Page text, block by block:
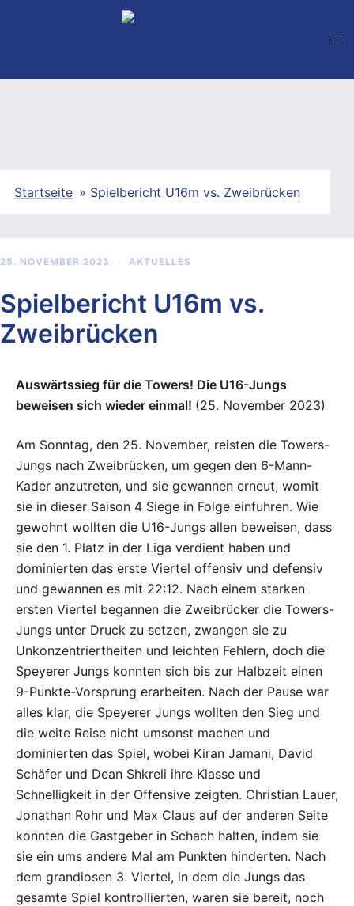
Startseite » Spielbericht U16m vs. Zweibrücken
25. NOVEMBER 2023 AKTUELLES
Spielbericht U16m vs.
Zweibrücken
Auswärtssieg für die Towers! Die U16-Jungs
beweisen sich wieder einmal! (25. November 2023)
Am Sonntag, den 25. November, reisten die Towers-
Jungs nach Zweibrücken, um gegen den 6-Mann-
Kader anzutreten, und sie gewannen erneut, womit
sie in dieser Saison 4 Siege in Folge einfuhren. Wie
gewohnt wollten die U16-Jungs allen beweisen, dass
sie den 1. Platz in der Liga verdient haben und
dominierten das erste Viertel offensiv und defensiv
und gewannen es mit 22:12. Nach einem starken
ersten Viertel begannen die Zweibrücker die Towers-
Jungs unter Druck zu setzen, zwangen sie zu
Unkonzentriertheiten und leichten Fehlern, doch die
Speyerer Jungs konnten sich bis zur Halbzeit einen
9-Punkte-Vorsprung erarbeiten. Nach der Pause war
alles klar, die Speyerer Jungs wollten den Sieg und
die weite Reise nicht umsonst machen und
dominierten das Spiel, wobei Kiran Jamani, David
Schäfer und Dean Shkreli ihre Klasse und
Schnelligkeit in der Offensive zeigten. Christian Lauer,
Jonathan Rohr und Max Claus auf der anderen Seite
konnten die Gastgeber in Schach halten, indem sie
sie ein ums andere Mal am Punkten hinderten. Nach
dem grandiosen 3. Viertel, in dem die Jungs das
gesamte Spiel kontrollierten, waren sie bereit, noch